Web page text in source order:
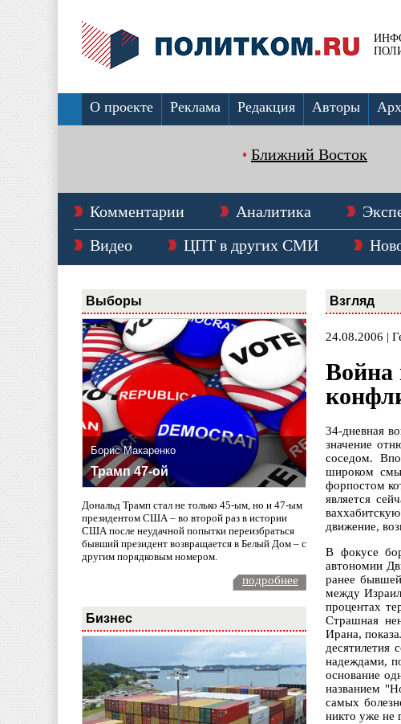
О проекте Реклама Редакция Авторы
Ближний Восток
Комментарии Аналитика
Видео
ЦПТ в других СМИ
Выборы
Борис Макаренко
Трамп 47-ой
Дональд Трамп стал не только 45-ым, но и 47-ым
президентом США – во второй раз в истории
США после неудачной попытки переизбраться
бывший президент возвращается в Белый Дом – с
другим порядковым номером.
подробнее
Бизнес
Взгляд
24.08.2006 |
Война
34-дневная
значение
соседом.
широком
форпостом
является
движение,
В фокусе
автономии
ранее
между
процентах
Страшная
Ирана,
десятилетия
надеждами,
основание
названием
самых
никто уже не